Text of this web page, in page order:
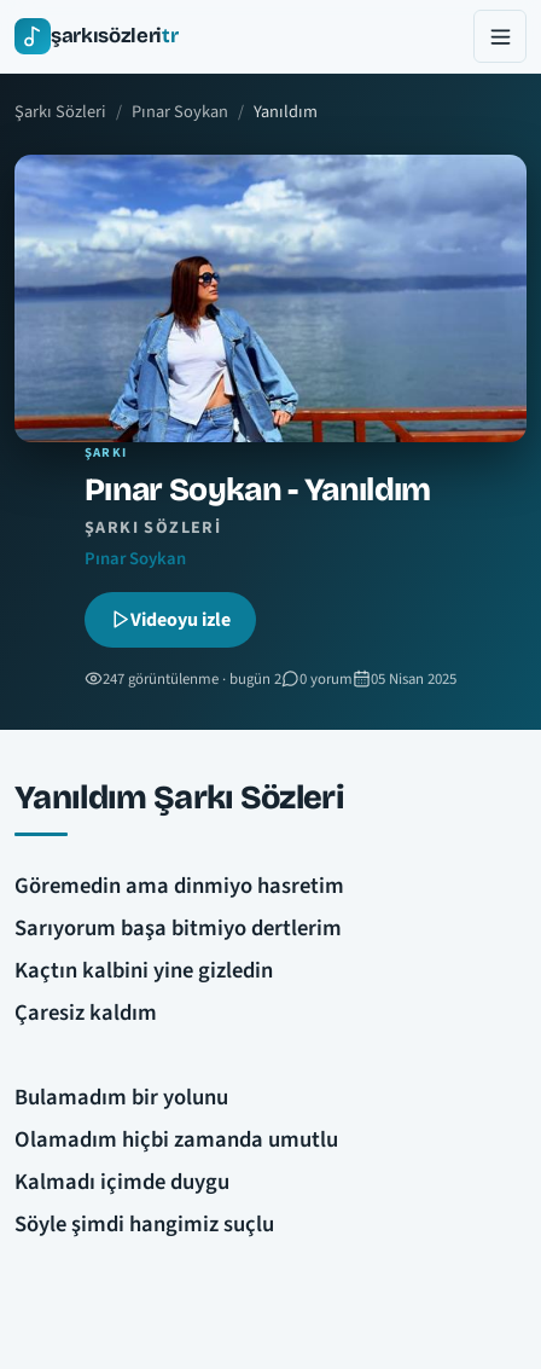
şarkısözleritr
Şarkı Sözleri Pınar Soykan Yanıldım
ŞARKI
Pınar Soykan - Yanıldım
ŞARKI SÖZLERI
Pınar Soykan
Videoyu izle
247 görüntülenme · bugün 2 0 yorum 05 Nisan 2025
Yanıldım Şarkı Sözleri
Göremedin ama dinmiyo hasretim
Sarıyorum başa bitmiyo dertlerim
Kaçtın kalbini yine gizledin
Çaresiz kaldım
Bulamadım bir yolunu
Olamadım hiçbi zamanda umutlu
Kalmadı içimde duygu
Söyle şimdi hangimiz suçlu